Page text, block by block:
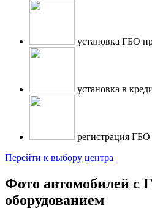
установка ГБО
установка в
регистрация
Перейти к выбору центра
Фото автомобилей с
оборудованием